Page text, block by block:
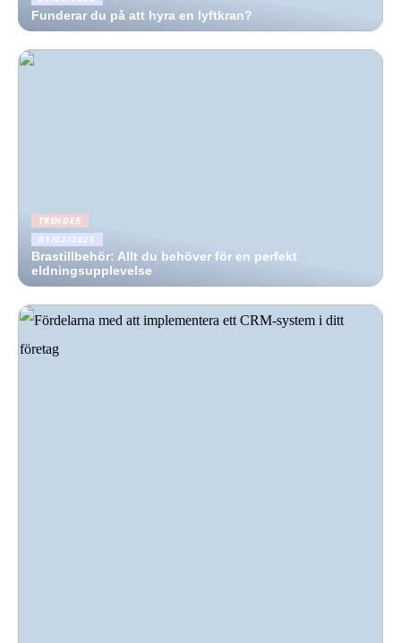
Funderar du på att hyra en lyftkran?
TRENDER
01/02/2025
Brastillbehör: Allt du behöver för en perfekt
eldningsupplevelse